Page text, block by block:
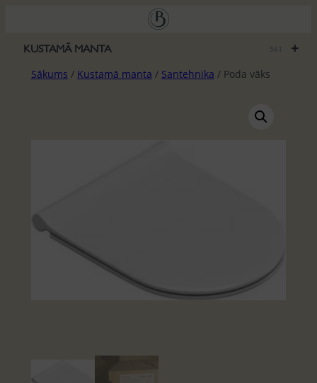
saturu
+
KUSTAMĀ MANTA
Sākums / Kustamā manta / Santehnika / Poda vāks